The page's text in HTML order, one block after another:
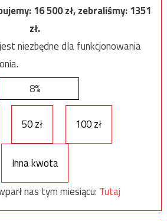
16 500zł, zebraliśmy:1351
zł.
niezbędne dla funkcjonowania
8%
50 zł 100 zł
Inna kwota
nas tym miesiącu: Tutaj